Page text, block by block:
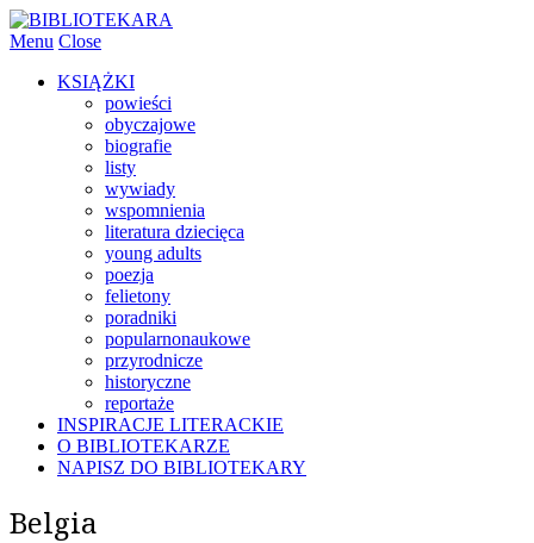
Menu Close
KSIĄŻKI
powieści
obyczajowe
biografie
listy
wywiady
wspomnienia
literatura dziecięca
young adults
poezja
felietony
poradniki
popularnonaukowe
przyrodnicze
historyczne
reportaże
INSPIRACJE LITERACKIE
O BIBLIOTEKARZE
NAPISZ DO BIBLIOTEKARY
Belgia